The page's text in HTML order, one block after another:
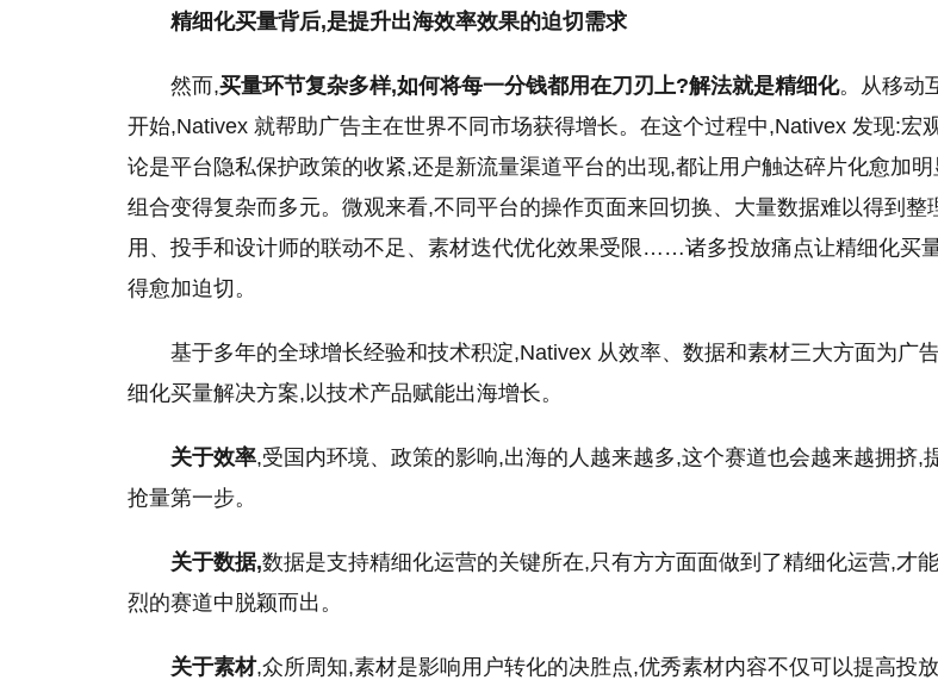
精细化买量背后,是提升出海效率效果的迫切需求
然而,买量环节复杂多样,如何将每一分钱都用在刀刃上?解法就是精细化。从移动
开始,Nativex 就帮助广告主在世界不同市场获得增长。在这个过程中,Nativex 发现:宏
论是平台隐私保护政策的收紧,还是新流量渠道平台的出现,都让用户触达碎片化愈加
组合变得复杂而多元。微观来看,不同 平台的操作页面来回切换、大量数据难以得到整
用、投手和设计师的联动不足、素材迭代优化效果受限……诸多投放痛点让精细化买
得愈加迫切。
基于多年的全球增长经验和技术积淀,Nativex 从效率、数据和素材三大方面为广
细化买量解决方案,以技术产品赋能出海增长。
关于效率,受国内环境、政策的影响,出海的人越来越多,这个赛道也会越来越拥挤,
抢量第一步。
关于数据,数据是支持精细化运营的关键所在,只有方方面面做到了精细化运营,才
烈的赛道中脱颖而出。
关于素材,众所周知,素材是影响用户转化的决胜点,优秀素材内容不仅可以提高投